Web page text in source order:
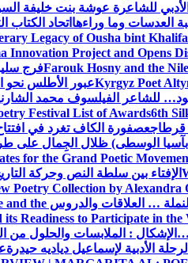
للشاعرة عوشة بنت خليفة
العدسات وما وراءها اتحاد الكتاب
Legacy of Ousha bint
Innovation Project and Opens
Farouk Hosny and theفرج
Kyrgyz Poetعبور الأطلس نحو
للشاعر الفيلسوف محمد
Festival List of Awards6th
قرطاجعصفورة الكاف تغرد في
الوسطى) ظلال الجِمال على
for the Grand Poetic
الإفتاء بين سلطة النص وحركة
Poetry Collection by Alexandra
… العلاقات والدروس and the
Readiness to Participate in the
: الملابسات والحلول من
الأدبية لإسماعيل دياديه حيدرة